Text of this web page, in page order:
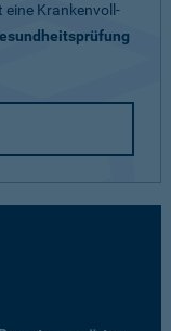
Krankenvoll-